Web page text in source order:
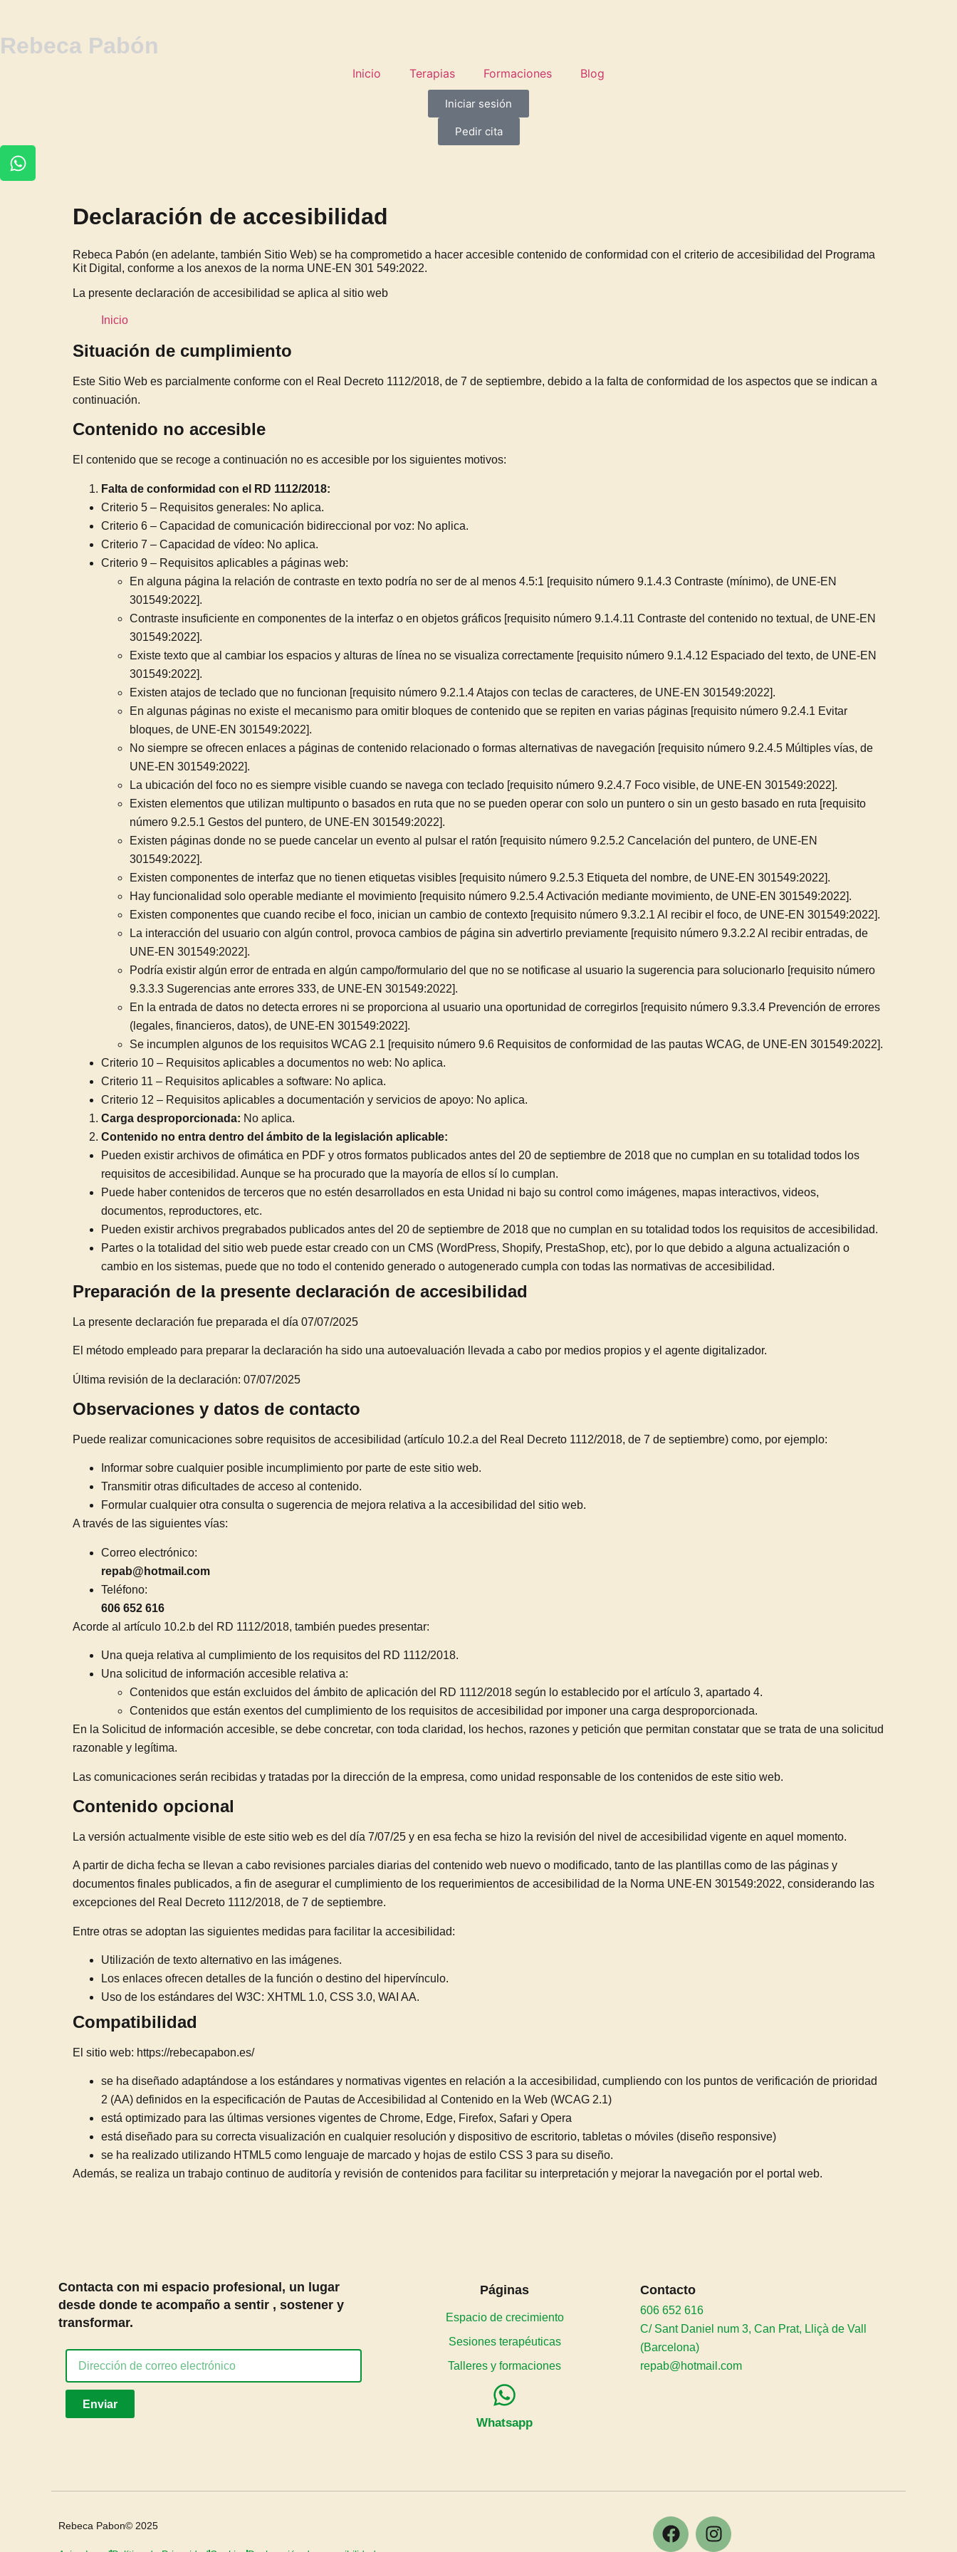
Rebeca Pabón
Inicio Terapias Formaciones Blog
Iniciar sesión
Pedir cita
Declaración de accesibilidad
Rebeca Pabón (en adelante, también Sitio Web) se ha comprometido a hacer accesible contenido de conformidad con el criterio de accesibilidad del Programa
Kit Digital, conforme a los anexos de la norma UNE-EN 301 549:2022.
La presente declaración de accesibilidad se aplica al sitio web
Inicio
Situación de cumplimiento
Este Sitio Web es parcialmente conforme con el Real Decreto 1112/2018, de 7 de septiembre, debido a la falta de conformidad de los aspectos que se indican a
continuación.
Contenido no accesible
El contenido que se recoge a continuación no es accesible por los siguientes motivos:
Falta de conformidad con el RD 1112/2018:
Criterio 5 – Requisitos generales: No aplica.
Criterio 6 – Capacidad de comunicación bidireccional por voz: No aplica.
Criterio 7 – Capacidad de vídeo: No aplica.
Criterio 9 – Requisitos aplicables a páginas web:
En alguna página la relación de contraste en texto podría no ser de al menos 4.5:1 [requisito número 9.1.4.3 Contraste (mínimo), de UNE-EN
301549:2022].
Contraste insuficiente en componentes de la interfaz o en objetos gráficos [requisito número 9.1.4.11 Contraste del contenido no textual, de UNE-EN
301549:2022].
Existe texto que al cambiar los espacios y alturas de línea no se visualiza correctamente [requisito número 9.1.4.12 Espaciado del texto, de UNE-EN
301549:2022].
Existen atajos de teclado que no funcionan [requisito número 9.2.1.4 Atajos con teclas de caracteres, de UNE-EN 301549:2022].
En algunas páginas no existe el mecanismo para omitir bloques de contenido que se repiten en varias páginas [requisito número 9.2.4.1 Evitar
bloques, de UNE-EN 301549:2022].
No siempre se ofrecen enlaces a páginas de contenido relacionado o formas alternativas de navegación [requisito número 9.2.4.5 Múltiples vías, de
UNE-EN 301549:2022].
La ubicación del foco no es siempre visible cuando se navega con teclado [requisito número 9.2.4.7 Foco visible, de UNE-EN 301549:2022].
Existen elementos que utilizan multipunto o basados en ruta que no se pueden operar con solo un puntero o sin un gesto basado en ruta [requisito
número 9.2.5.1 Gestos del puntero, de UNE-EN 301549:2022].
Existen páginas donde no se puede cancelar un evento al pulsar el ratón [requisito número 9.2.5.2 Cancelación del puntero, de UNE-EN
301549:2022].
Existen componentes de interfaz que no tienen etiquetas visibles [requisito número 9.2.5.3 Etiqueta del nombre, de UNE-EN 301549:2022].
Hay funcionalidad solo operable mediante el movimiento [requisito número 9.2.5.4 Activación mediante movimiento, de UNE-EN 301549:2022].
Existen componentes que cuando recibe el foco, inician un cambio de contexto [requisito número 9.3.2.1 Al recibir el foco, de UNE-EN 301549:2022].
La interacción del usuario con algún control, provoca cambios de página sin advertirlo previamente [requisito número 9.3.2.2 Al recibir entradas, de
UNE-EN 301549:2022].
Podría existir algún error de entrada en algún campo/formulario del que no se notificase al usuario la sugerencia para solucionarlo [requisito número
9.3.3.3 Sugerencias ante errores 333, de UNE-EN 301549:2022].
En la entrada de datos no detecta errores ni se proporciona al usuario una oportunidad de corregirlos [requisito número 9.3.3.4 Prevención de errores
(legales, financieros, datos), de UNE-EN 301549:2022].
Se incumplen algunos de los requisitos WCAG 2.1 [requisito número 9.6 Requisitos de conformidad de las pautas WCAG, de UNE-EN 301549:2022].
Criterio 10 – Requisitos aplicables a documentos no web: No aplica.
Criterio 11 – Requisitos aplicables a software: No aplica.
Criterio 12 – Requisitos aplicables a documentación y servicios de apoyo: No aplica.
Carga desproporcionada: No aplica.
Contenido no entra dentro del ámbito de la legislación aplicable:
Pueden existir archivos de ofimática en PDF y otros formatos publicados antes del 20 de septiembre de 2018 que no cumplan en su totalidad todos los
requisitos de accesibilidad. Aunque se ha procurado que la mayoría de ellos sí lo cumplan.
Puede haber contenidos de terceros que no estén desarrollados en esta Unidad ni bajo su control como imágenes, mapas interactivos, videos,
documentos, reproductores, etc.
Pueden existir archivos pregrabados publicados antes del 20 de septiembre de 2018 que no cumplan en su totalidad todos los requisitos de accesibilidad.
Partes o la totalidad del sitio web puede estar creado con un CMS (WordPress, Shopify, PrestaShop, etc), por lo que debido a alguna actualización o
cambio en los sistemas, puede que no todo el contenido generado o autogenerado cumpla con todas las normativas de accesibilidad.
Preparación de la presente declaración de accesibilidad
La presente declaración fue preparada el día 07/07/2025
El método empleado para preparar la declaración ha sido una autoevaluación llevada a cabo por medios propios y el agente digitalizador.
Última revisión de la declaración: 07/07/2025
Observaciones y datos de contacto
Puede realizar comunicaciones sobre requisitos de accesibilidad (artículo 10.2.a del Real Decreto 1112/2018, de 7 de septiembre) como, por ejemplo:
Informar sobre cualquier posible incumplimiento por parte de este sitio web.
Transmitir otras dificultades de acceso al contenido.
Formular cualquier otra consulta o sugerencia de mejora relativa a la accesibilidad del sitio web.
A través de las siguientes vías:
Correo electrónico:
repab@hotmail.com
Teléfono:
606 652 616
Acorde al artículo 10.2.b del RD 1112/2018, también puedes presentar:
Una queja relativa al cumplimiento de los requisitos del RD 1112/2018.
Una solicitud de información accesible relativa a:
Contenidos que están excluidos del ámbito de aplicación del RD 1112/2018 según lo establecido por el artículo 3, apartado 4.
Contenidos que están exentos del cumplimiento de los requisitos de accesibilidad por imponer una carga desproporcionada.
En la Solicitud de información accesible, se debe concretar, con toda claridad, los hechos, razones y petición que permitan constatar que se trata de una solicitud
razonable y legítima.
Las comunicaciones serán recibidas y tratadas por la dirección de la empresa, como unidad responsable de los contenidos de este sitio web.
Contenido opcional
La versión actualmente visible de este sitio web es del día 7/07/25 y en esa fecha se hizo la revisión del nivel de accesibilidad vigente en aquel momento.
A partir de dicha fecha se llevan a cabo revisiones parciales diarias del contenido web nuevo o modificado, tanto de las plantillas como de las páginas y
documentos finales publicados, a fin de asegurar el cumplimiento de los requerimientos de accesibilidad de la Norma UNE-EN 301549:2022, considerando las
excepciones del Real Decreto 1112/2018, de 7 de septiembre.
Entre otras se adoptan las siguientes medidas para facilitar la accesibilidad:
Utilización de texto alternativo en las imágenes.
Los enlaces ofrecen detalles de la función o destino del hipervínculo.
Uso de los estándares del W3C: XHTML 1.0, CSS 3.0, WAI AA.
Compatibilidad
El sitio web: https://rebecapabon.es/
se ha diseñado adaptándose a los estándares y normativas vigentes en relación a la accesibilidad, cumpliendo con los puntos de verificación de prioridad
2 (AA) definidos en la especificación de Pautas de Accesibilidad al Contenido en la Web (WCAG 2.1)
está optimizado para las últimas versiones vigentes de Chrome, Edge, Firefox, Safari y Opera
está diseñado para su correcta visualización en cualquier resolución y dispositivo de escritorio, tabletas o móviles (diseño responsive)
se ha realizado utilizando HTML5 como lenguaje de marcado y hojas de estilo CSS 3 para su diseño.
Además, se realiza un trabajo continuo de auditoría y revisión de contenidos para facilitar su interpretación y mejorar la navegación por el portal web.
Contacta con mi espacio profesional, un lugar
desde donde te acompaño a sentir , sostener y
transformar.
Enviar
Páginas
Espacio de crecimiento
Sesiones terapéuticas
Talleres y formaciones
Whatsapp
Contacto
606 652 616
C/ Sant Daniel num 3, Can Prat, Lliçà de Vall
(Barcelona)
repab@hotmail.com
Rebeca Pabon© 2025